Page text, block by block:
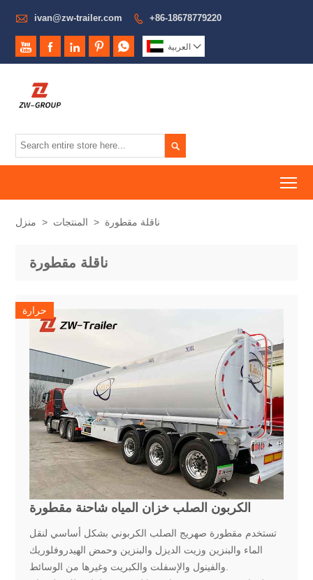
 ivan@zw-trailer.com  +86-18678779220
     العربية 

منزل > المنتجات > ناقلة مقطورة
ناقلة مقطورة
حرارة
الكربون الصلب خزان المياه شاحنة مقطورة
تستخدم مقطورة صهريج الصلب الكربوني بشكل أساسي لنقل
الماء والبنزين وزيت الديزل والبنزين وحمض الهيدروفلوريك